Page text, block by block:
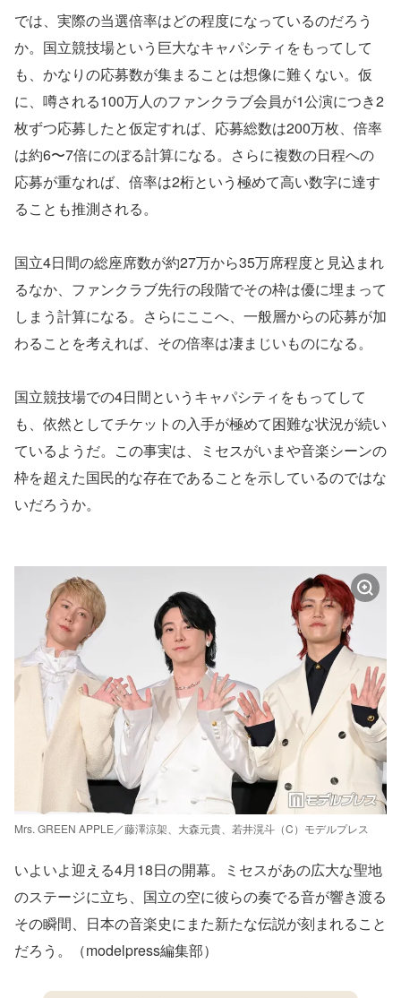
では、実際の当選倍率はどの程度になっているのだろう
か。国立競技場という巨大なキャパシティをもってして
も、かなりの応募数が集まることは想像に難くない。仮
に、噂される100万人のファンクラブ会員が1公演につき2
枚ずつ応募したと仮定すれば、応募総数は200万枚、倍率
は約6〜7倍にのぼる計算になる。さらに複数の日程への
応募が重なれば、倍率は2桁という極めて高い数字に達す
ることも推測される。
国立4日間の総座席数が約27万から35万席程度と見込まれ
るなか、ファンクラブ先行の段階でその枠は優に埋まって
しまう計算になる。さらにここへ、一般層からの応募が加
わることを考えれば、その倍率は凄まじいものになる。
国立競技場での4日間というキャパシティをもってして
も、依然としてチケットの入手が極めて困難な状況が続い
ているようだ。この事実は、ミセスがいまや音楽シーンの
枠を超えた国民的な存在であることを示しているのではな
いだろうか。
Mrs. GREEN APPLE／藤澤涼架、大森元貴、若井滉斗（C）モデルプレス
いよいよ迎える4月18日の開幕。ミセスがあの広大な聖地
のステージに立ち、国立の空に彼らの奏でる音が響き渡る
その瞬間、日本の音楽史にまた新たな伝説が刻まれること
だろう。（modelpress編集部）